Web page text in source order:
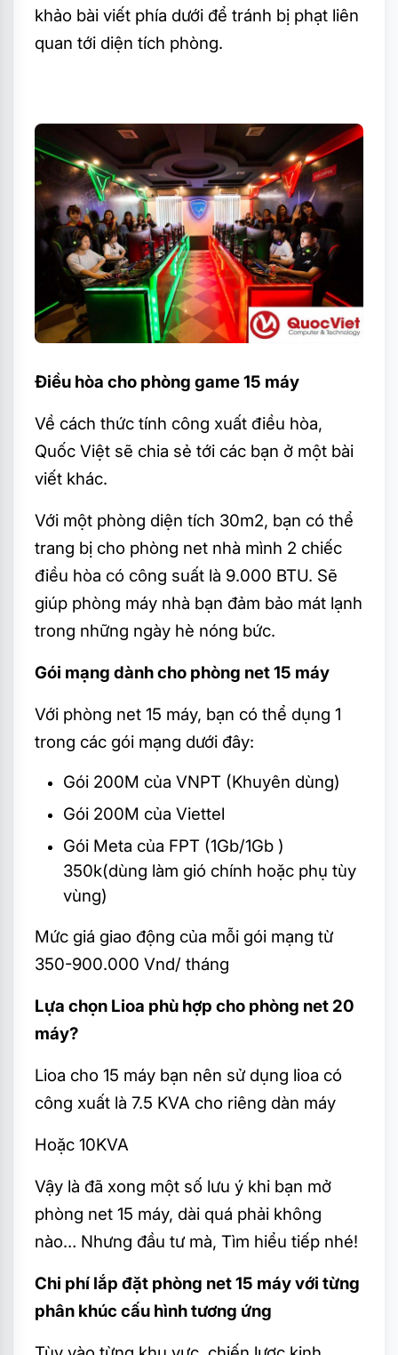
khảo bài viết phía dưới để tránh bị phạt liên
quan tới diện tích phòng.
Điều hòa cho phòng game 15 máy
Về cách thức tính công xuất điều hòa,
Quốc Việt sẽ chia sẻ tới các bạn ở một bài
viết khác.
Với một phòng diện tích 30m2, bạn có thể
trang bị cho phòng net nhà mình 2 chiếc
điều hòa có công suất là 9.000 BTU. Sẽ
giúp phòng máy nhà bạn đảm bảo mát lạnh
trong những ngày hè nóng bức.
Gói mạng dành cho phòng net 15 máy
Với phòng net 15 máy, bạn có thể dụng 1
trong các gói mạng dưới đây:
Gói 200M của VNPT (Khuyên dùng)
Gói 200M của Viettel
Gói Meta của FPT (1Gb/1Gb )
350k(dùng làm gió chính hoặc phụ tùy
vùng)
Mức giá giao động của mỗi gói mạng từ
350-900.000 Vnd/ tháng
Lựa chọn Lioa phù hợp cho phòng net 20
máy?
Lioa cho 15 máy bạn nên sử dụng lioa có
công xuất là 7.5 KVA cho riêng dàn máy
Hoặc 10KVA
Vậy là đã xong một số lưu ý khi bạn mở
phòng net 15 máy, dài quá phải không
nào… Nhưng đầu tư mà, Tìm hiểu tiếp nhé!
Chi phí lắp đặt phòng net 15 máy với từng
phân khúc cấu hình tương ứng